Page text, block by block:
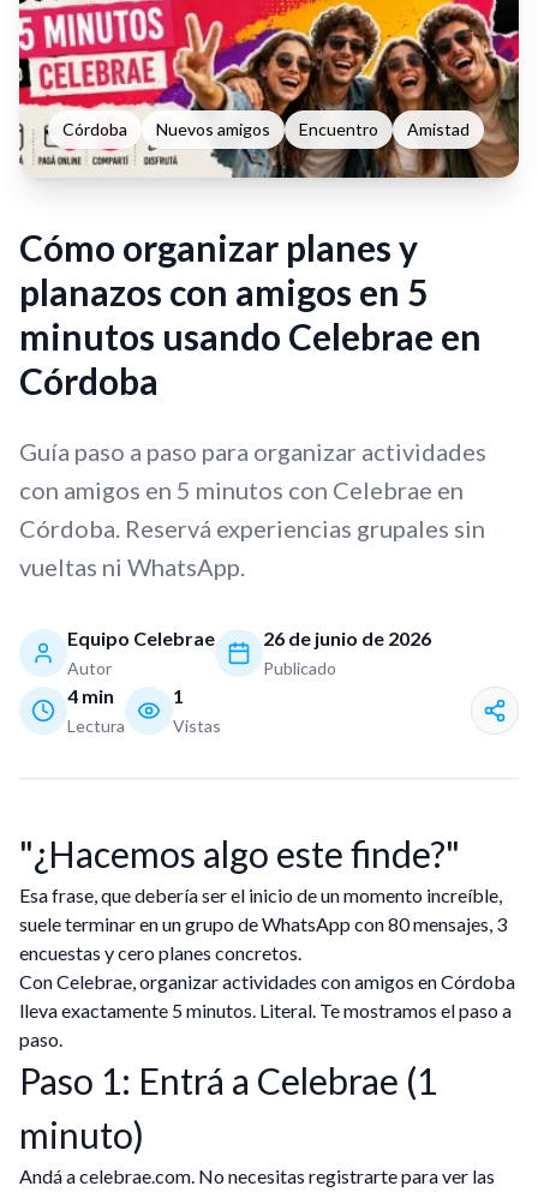
Córdoba Nuevos amigos Encuentro Amistad
Cómo organizar planes y
planazos con amigos en 5
minutos usando Celebrae en
Córdoba
Guía paso a paso para organizar actividades
con amigos en 5 minutos con Celebrae en
Córdoba. Reservá experiencias grupales sin
vueltas ni WhatsApp.
Equipo Celebrae
Autor
26 de junio de 2026
Publicado
4 min
Lectura
1
Vistas
"¿Hacemos algo este finde?"
Esa frase, que debería ser el inicio de un momento increíble,
suele terminar en un grupo de WhatsApp con 80 mensajes, 3
encuestas y cero planes concretos.
Con Celebrae, organizar actividades con amigos en Córdoba
lleva exactamente 5 minutos. Literal. Te mostramos el paso a
paso.
Paso 1: Entrá a Celebrae (1
minuto)
Andá a celebrae.com. No necesitas registrarte para ver las